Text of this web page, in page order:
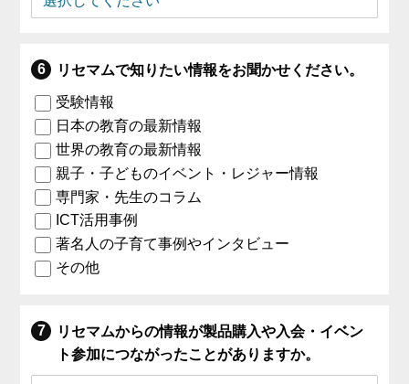
リセマムで知りたい情報をお聞かせください。
受験情報
日本の教育の最新情報
世界の教育の最新情報
親子・子どものイベント・レジャー情報
専門家・先生のコラム
ICT活用事例
著名人の子育て事例やインタビュー
その他
リセマムからの情報が製品購入や入会・イベン
ト参加につながったことがありますか。